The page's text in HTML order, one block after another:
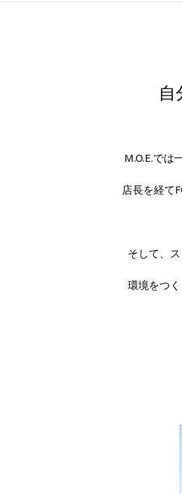
自
M.O.E.では
店長を経て
そして、
環境をつ